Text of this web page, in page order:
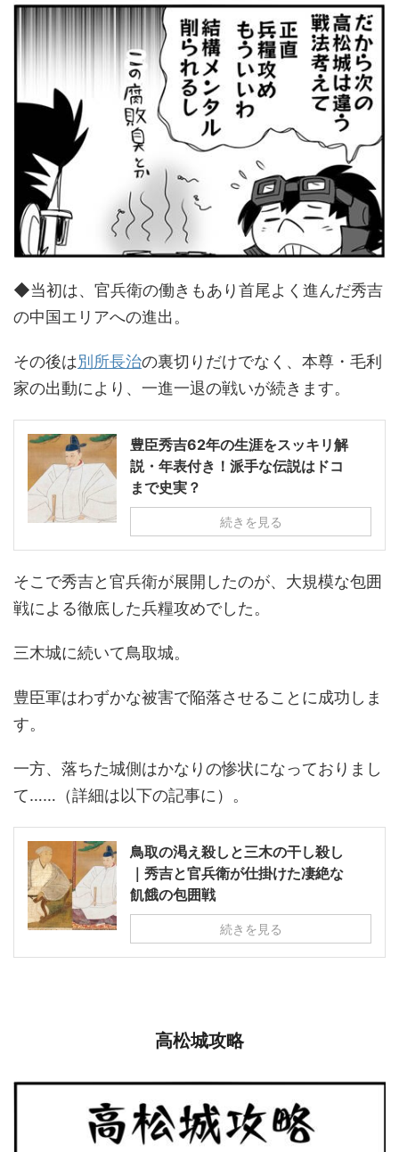
◆当初は、官兵衛の働きもあり首尾よく進んだ秀吉
の中国エリアへの進出。
その後は別所長治の裏切りだけでなく、本尊・毛利
家の出動により、一進一退の戦いが続きます。
豊臣秀吉62年の生涯をスッキリ解
説・年表付き！派手な伝説はドコ
まで史実？
続きを見る
そこで秀吉と官兵衛が展開したのが、大規模な包囲
戦による徹底した兵糧攻めでした。
三木城に続いて鳥取城。
豊臣軍はわずかな被害で陥落させることに成功しま
す。
一方、落ちた城側はかなりの惨状になっておりまし
て……（詳細は以下の記事に）。
鳥取の渇え殺しと三木の干し殺し
｜秀吉と官兵衛が仕掛けた凄絶な
飢餓の包囲戦
続きを見る
高松城攻略